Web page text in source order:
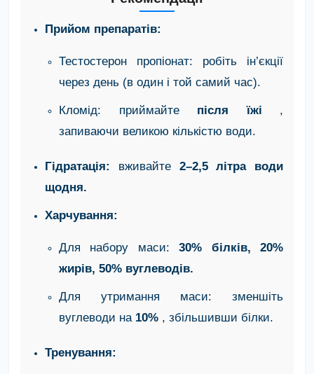
Прийом препаратів:
Тестостерон пропіонат: робіть ін’єкції
через день (в один і той самий час).
Кломід: приймайте після їжі ,
запиваючи великою кількістю води.
Гідратація: вживайте 2–2,5 літра води
щодня.
Харчування:
Для набору маси:30% білків, 20%
жирів, 50% вуглеводів.
Для утримання маси: зменшіть
вуглеводи на 10% , збільшивши білки.
Тренування: